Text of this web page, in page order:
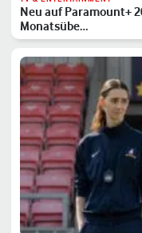
Neu auf Paramount+
Monatsübe…